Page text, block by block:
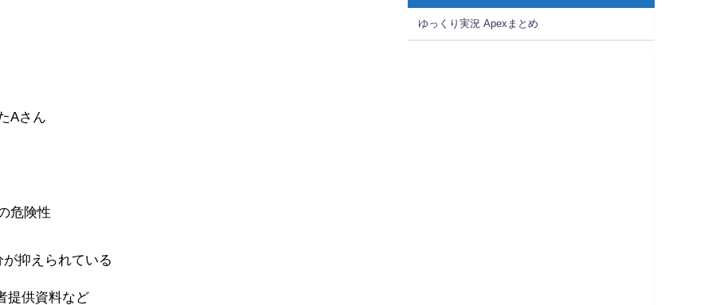
Aさん
危険性
抑えられている
提供資料など
ゆっくり実況 Apexまとめ